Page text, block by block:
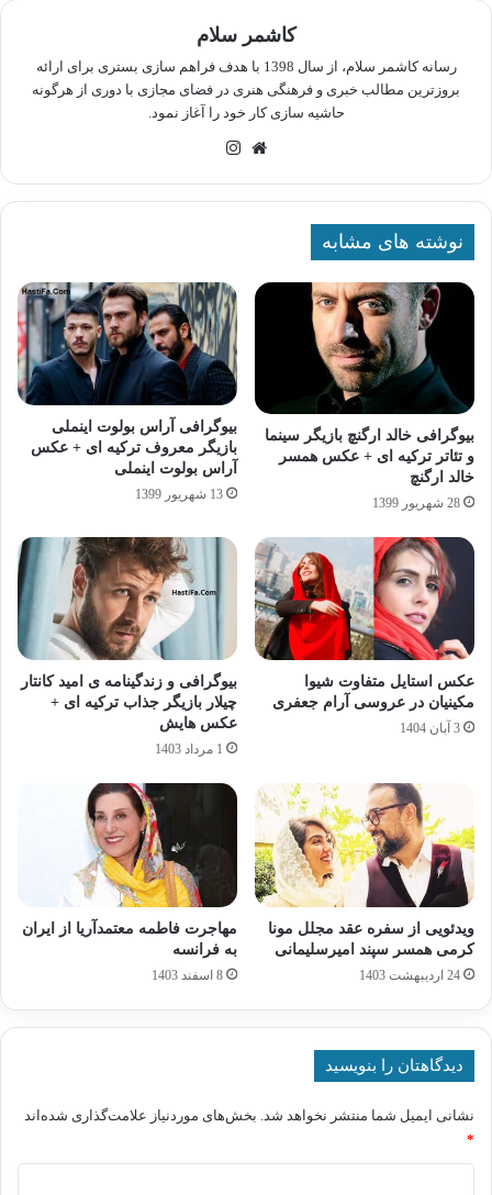
کاشمر سلام
رسانه کاشمر سلام، از سال 1398 با هدف فراهم سازی بستری برای ارائه
بروزترین مطالب خبری و فرهنگی هنری در فضای مجازی با دوری از هرگونه
حاشیه سازی کار خود را آغاز نمود.
وبسایت
نوشته های مشابه
بیوگرافی خالد ارگنچ بازیگر سینما
و تئاتر ترکیه ای + عکس همسر
خالد ارگنچ
28 شهریور 1399
بیوگرافی آراس بولوت اینملی
بازیگر معروف ترکیه ای + عکس
آراس بولوت اینملی
13 شهریور 1399
عکس استایل متفاوت شیوا
مکینیان در عروسی آرام جعفری
3 آبان 1404
بیوگرافی و زندگینامه ی امید کانتار
چیلار بازیگر جذاب ترکیه ای +
عکس هایش
1 مرداد 1403
ویدئویی از سفره عقد مجلل مونا
کرمی همسر سپند امیرسلیمانی
24 اردیبهشت 1403
مهاجرت فاطمه معتمدآریا از ایران
به فرانسه
8 اسفند 1403
دیدگاهتان را بنویسید
نشانی ایمیل شما منتشر نخواهد شد. بخش‌های موردنیاز علامت‌گذاری شده‌اند
*